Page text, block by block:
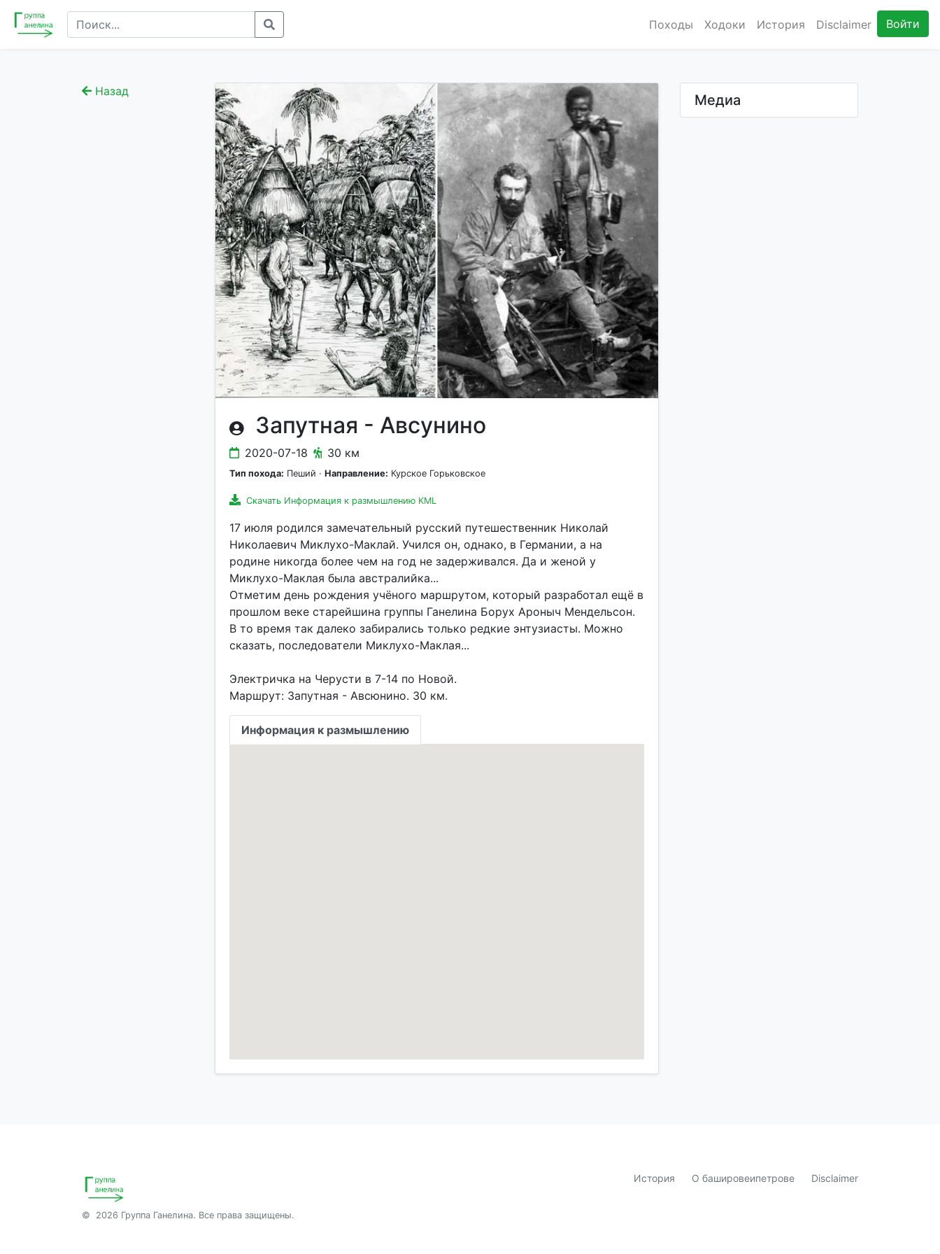
Походы Ходоки История Disclaimer Войти
Назад
Запутная - Авсунино
2020-07-18 30 км
Тип похода: Пеший · Направление: Курское Горьковское
Скачать Информация к размышлению KML
17 июля родился замечательный русский путешественник Николай
Николаевич Миклухо-Маклай. Учился он, однако, в Германии, а на
родине никогда более чем на год не задерживался. Да и женой у
Миклухо-Маклая была австралийка...
Отметим день рождения учёного маршрутом, который разработал ещё в
прошлом веке старейшина группы Ганелина Борух Ароныч Мендельсон.
В то время так далеко забирались только редкие энтузиасты. Можно
сказать, последователи Миклухо-Маклая...
Электричка на Черусти в 7-14 по Новой.
Информация к размышлению
Медиа
© 2026 Группа Ганелина. Все права защищены.
История О башировеипетрове Disclaimer